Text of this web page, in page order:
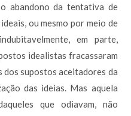
abandono da tentativa de
ou mesmo por meio de
em parte,
idealistas fracassaram
dos supostos aceitadores da
das ideias. Mas aquela
que odiavam, não